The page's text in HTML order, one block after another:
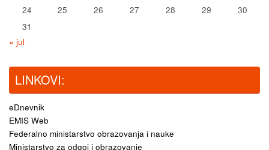
24
25 26 27 28 29
30
31
« jul
LINKOVI:
eDnevnik
EMIS Web
Federalno ministarstvo obrazovanja i nauke
Ministarstvo za odgoj i obrazovanje